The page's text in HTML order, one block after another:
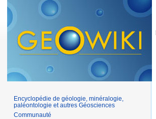
Encyclopédie de géologie, minéralogie,
paléontologie et autres Géosciences
Communauté